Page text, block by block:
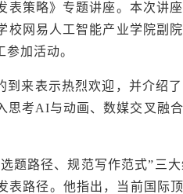
表策略》专题讲座。本次讲
校网易人工智能产业学院副
加活动。
到来表示热烈欢迎，并介绍
思考AI与动画、数媒交叉融
题路径、规范写作范式”三
路径。他指出，当前国际